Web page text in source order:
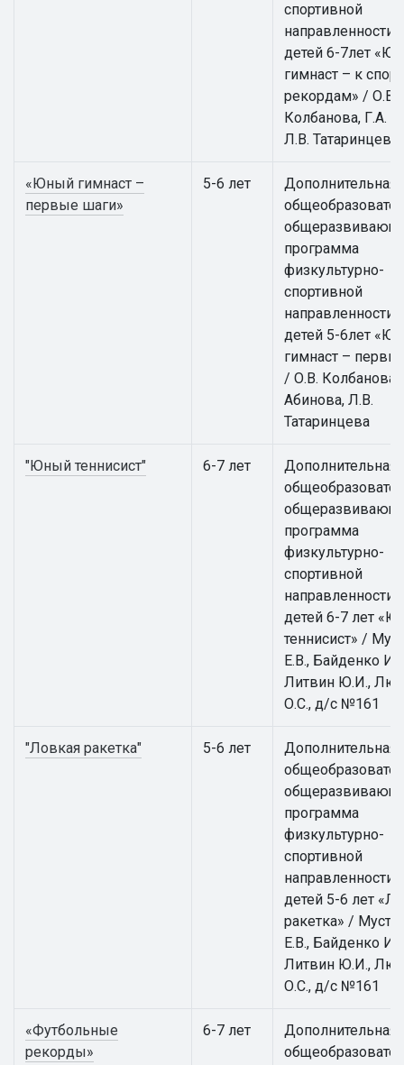
спортивной
направленности
детей 6-7лет
гимнаст – к
рекордам» / О.В.
Колбанова, Г.А.
Л.В. Татаринцева
«Юный гимнаст –
первые шаги»
5-6 лет
Дополнительная
программа
физкультурно-
спортивной
направленности
детей 5-6лет
гимнаст –
/ О.В. Колбанова,
Абинова, Л.В.
Татаринцева
"Юный теннисист" 6-7 лет
Дополнительная
программа
физкультурно-
спортивной
направленности
детей 6-7 лет
теннисист» /
Е.В., Байденко
Литвин Ю.И.,
О.С., д/с №161
"Ловкая ракетка" 5-6 лет
Дополнительная
программа
физкультурно-
спортивной
направленности
детей 5-6 лет
ракетка» /
Е.В., Байденко
Литвин Ю.И.,
О.С., д/с №161
«Футбольные
рекорды»
6-7 лет
Дополнительная